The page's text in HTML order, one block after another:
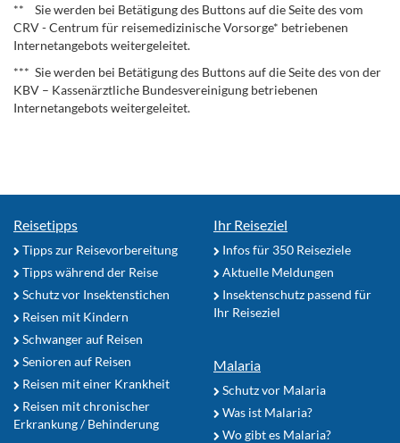
** Sie werden bei Betätigung des Buttons auf die Seite des vom
CRV - Centrum für reisemedizinische Vorsorge* betriebenen
Internetangebots weitergeleitet.
*** Sie werden bei Betätigung des Buttons auf die Seite des von der
KBV – Kassenärztliche Bundesvereinigung betriebenen
Internetangebots weitergeleitet.
Reisetipps
Tipps zur Reisevorbereitung
Tipps während der Reise
Schutz vor Insektenstichen
Reisen mit Kindern
Schwanger auf Reisen
Senioren auf Reisen
Reisen mit einer Krankheit
Reisen mit chronischer
Erkrankung / Behinderung
Ihr Reiseziel
Infos für 350 Reiseziele
Aktuelle Meldungen
Insektenschutz passend für
Ihr Reiseziel
Malaria
Schutz vor Malaria
Was ist Malaria?
Wo gibt es Malaria?